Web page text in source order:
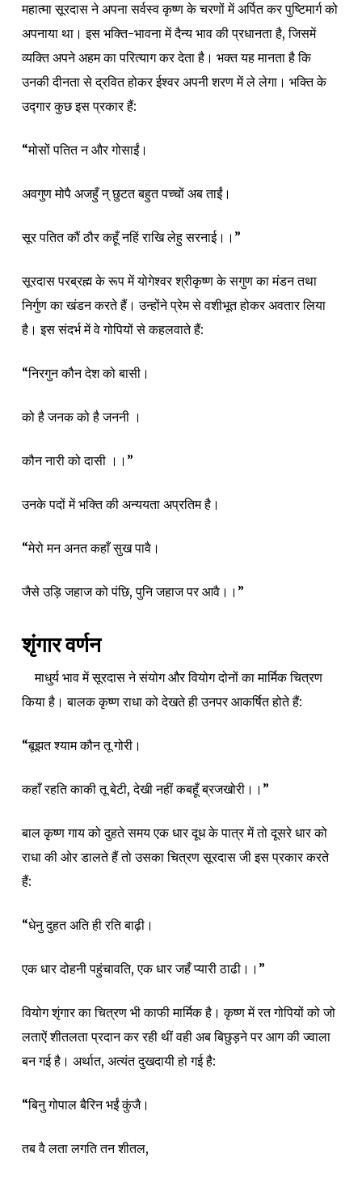
महात्मा सूरदास ने अपना सर्वस्व कृष्ण के चरणों में अर्पित कर पुष्टिमार्ग को
अपनाया था। इस भक्ति-भावना में दैन्य भाव की प्रधानता है, जिसमें
व्यक्ति अपने अहम का परित्याग कर देता है। भक्त यह मानता है कि
उनकी दीनता से द्रवित होकर ईश्वर अपनी शरण में ले लेगा। भक्ति के
उद्गार कुछ इस प्रकार हैं:
“मोसों पतित न और गोसाईं।
अवगुण मोपै अजहुँ न् छुटत बहुत पच्चों अब ताईं।
सूर पतित कौं ठौर कहूँ नहिं राखि लेहु सरनाई।।”
सूरदास परब्रह्म के रूप में योगेश्वर श्रीकृष्ण के सगुण का मंडन तथा
निर्गुण का खंडन करते हैं। उन्होंने प्रेम से वशीभूत होकर अवतार लिया
है। इस संदर्भ में वे गोपियों से कहलवाते हैं:
“निरगुन कौन देश को बासी।
को है जनक को है जननी ।
कौन नारी को दासी ।।”
उनके पदों में भक्ति की अन्ययता अप्रतिम है।
“मेरो मन अनत कहाँ सुख पावै।
जैसे उड़ि जहाज को पंछि, पुनि जहाज पर आवै।।”
शृंगार वर्णन
माधुर्य भाव में सूरदास ने संयोग और वियोग दोनों का मार्मिक चित्रण
किया है। बालक कृष्ण राधा को देखते ही उनपर आकर्षित होते हैं:
“बूझत श्याम कौन तू गोरी।
कहाँ रहति काकी तू बेटी, देखी नहीं कबहूँ ब्रजखोरी।।”
बाल कृष्ण गाय को दुहते समय एक धार दूध के पात्र में तो दूसरे धार को
राधा की ओर डालते हैं तो उसका चित्रण सूरदास जी इस प्रकार करते
हैं:
“धेनु दुहत अति ही रति बाढ़ी।
एक धार दोहनी पहुंचावति, एक धार जहँ प्यारी ठाढी।।”
वियोग शृंगार का चित्रण भी काफी मार्मिक है। कृष्ण में रत गोपियों को जो
लताऐं शीतलता प्रदान कर रही थीं वही अब बिछुड़ने पर आग की ज्वाला
बन गई है। अर्थात, अत्यंत दुखदायी हो गई है:
“बिनु गोपाल बैरिन भईं कुंजै।
तब वै लता लगति तन शीतल,